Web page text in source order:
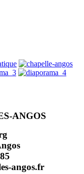
ANGOS
angos.fr